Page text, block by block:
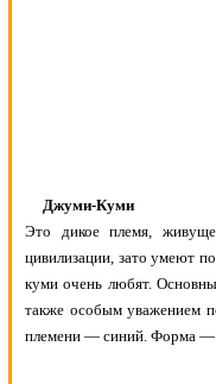
Джуми-Куми
Это дикое племя,
цивилизации, зато умеют
куми очень любят.
также особым уважением
племени — синий. Форма —